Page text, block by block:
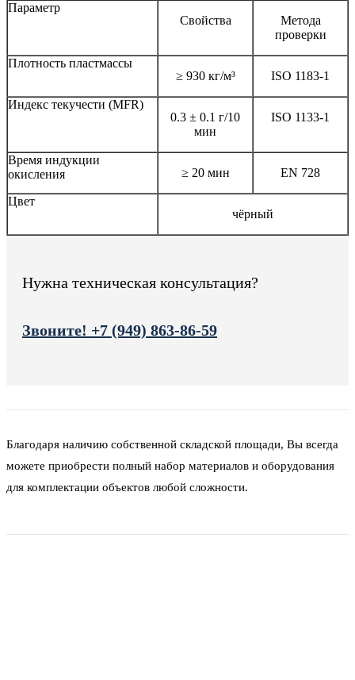
Параметр
Свойства
Метода
проверки
Плотность пластмассы
≥ 930 кг/м³
ISO 1183-1
Индекс текучести (MFR)
0.3 ± 0.1 г/10
мин
ISO 1133-1
Время индукции
окисления
≥ 20 мин EN 728
Цвет
чёрный
Нужна техническая консультация?
Звоните! +7 (949) 863-86-59
Благодаря наличию собственной складской площади, Вы всегда
можете приобрести полный набор материалов и оборудования
для комплектации объектов любой сложности.